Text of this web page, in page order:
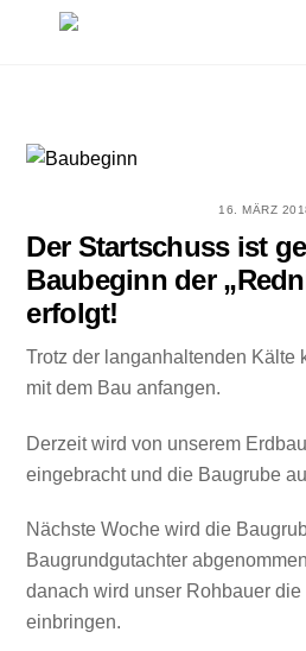
16. MÄRZ
Der Startschuss ist
Baubeginn der
erfolgt!
Trotz der langanhaltenden Kälte
mit dem Bau anfangen.
Derzeit wird von unserem
eingebracht und die Baugrube
Nächste Woche wird die
Baugrundgutachter
danach wird unser Rohbauer
einbringen.